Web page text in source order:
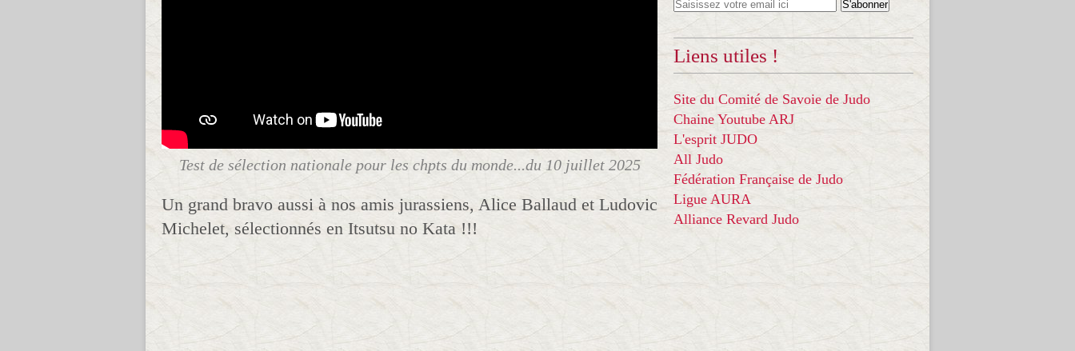
Test de sélection nationale pour les chpts du monde...du 10 juillet 2025
Un grand bravo aussi à nos amis jurassiens, Alice Ballaud et Ludovic
Michelet, sélectionnés en Itsutsu no Kata !!!
Liens utiles !
Site du Comité de Savoie de Judo
Chaine Youtube ARJ
L'esprit JUDO
All Judo
Fédération Française de Judo
Ligue AURA
Alliance Revard Judo